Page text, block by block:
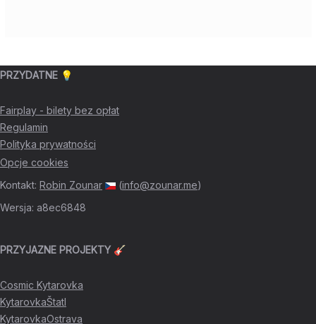
PRZYDATNE 💡
Fairplay - bilety bez opłat
Regulamin
Polityka prywatności
Opcje cookies
Kontakt: Robin Zounar (info@zounar.me)
Wersja: a8ec6848
PRZYJAZNE PROJEKTY 🎸
Cosmic Kytarovka
KytarovkaŠtatl
KytarovkaOstrava